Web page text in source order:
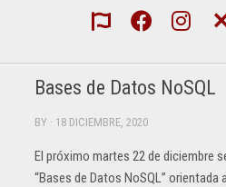
Bases de Datos NoSQL
BY · 18 DICIEMBRE, 2020
El próximo martes 22 de diciembre
“Bases de Datos NoSQL” orientada